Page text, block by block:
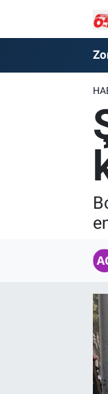
Zonguldak
Kdz. Ereğli
Resmi İlan
Zonguldak
Zonguldak
Zonguldak
Zonguldak
Süper Lig
Tüm
Son Dakika
Haber Arşivi